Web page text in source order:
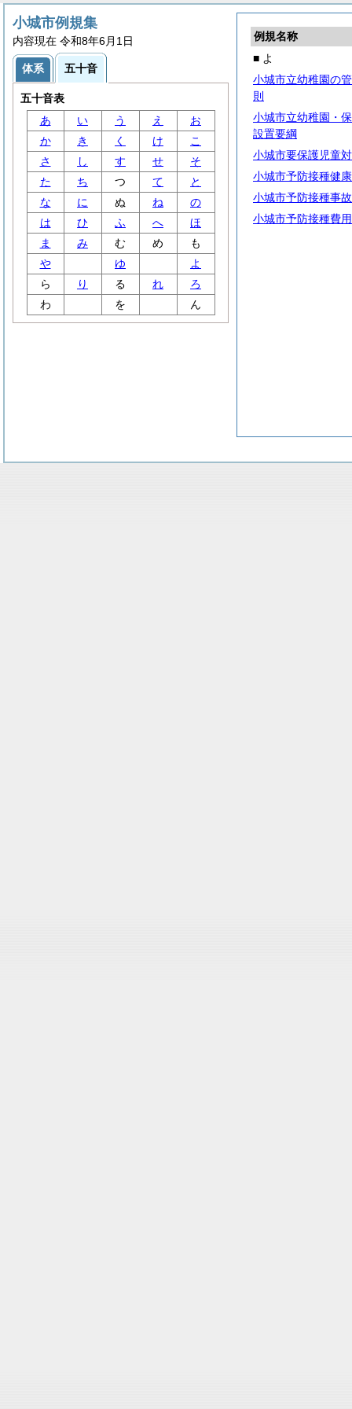
例規名称
■ よ
小城市立幼稚園の
則
小城市立幼稚園・
設置要綱
小城市要保護児童
小城市予防接種健
小城市予防接種事
小城市予防接種費
小城市例規集
内容現在 令和8年6月1日
体系 五十音
五十音表
あ
い う え
お
か
き く け
こ
さ
し す せ
そ
た
ち つ て
と
な
に ぬ ね
の
は
ひ ふ へ
ほ
ま
み む め
も
や
ゆ
よ
ら
り る れ
ろ
わ
を ん